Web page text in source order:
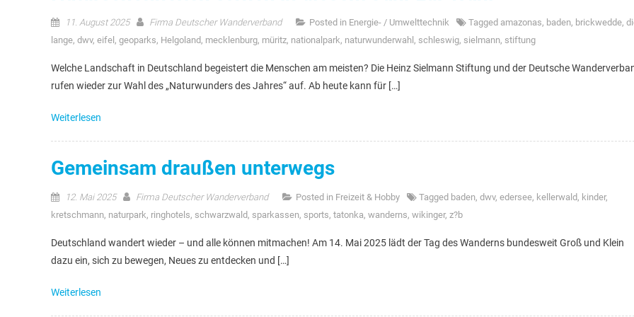
11. August 2025 Firma Deutscher Wanderverband Posted in Energie- / Umwelttechnik Tagged amazonas, baden, brickwedde,
lange, dwv, eifel, geoparks, Helgoland, mecklenburg, müritz, nationalpark, naturwunderwahl, schleswig, sielmann, stiftung
Welche Landschaft in Deutschland begeistert die Menschen am meisten? Die Heinz Sielmann Stiftung und der Deutsche
rufen wieder zur Wahl des „Naturwunders des Jahres“ auf. Ab heute kann für […]
Weiterlesen
Gemeinsam draußen unterwegs
12. Mai 2025 Firma Deutscher Wanderverband Posted in Freizeit & Hobby Tagged baden, dwv, edersee, kellerwald, kinder,
kretschmann, naturpark, ringhotels, schwarzwald, sparkassen, sports, tatonka, wanderns, wikinger, z?b
Deutschland wandert wieder – und alle können mitmachen! Am 14. Mai 2025 lädt der Tag des Wanderns bundesweit Groß und Klein
dazu ein, sich zu bewegen, Neues zu entdecken und […]
Weiterlesen